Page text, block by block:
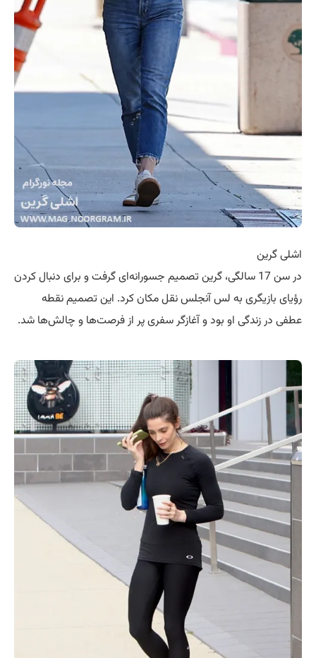
اشلی گرین
در سن 17 سالگی، گرین تصمیم جسورانه‌ای گرفت و برای دنبال کردن
رؤیای بازیگری به لس آنجلس نقل مکان کرد. این تصمیم نقطه
عطفی در زندگی او بود و آغازگر سفری پر از فرصت‌ها و چالش‌ها شد.